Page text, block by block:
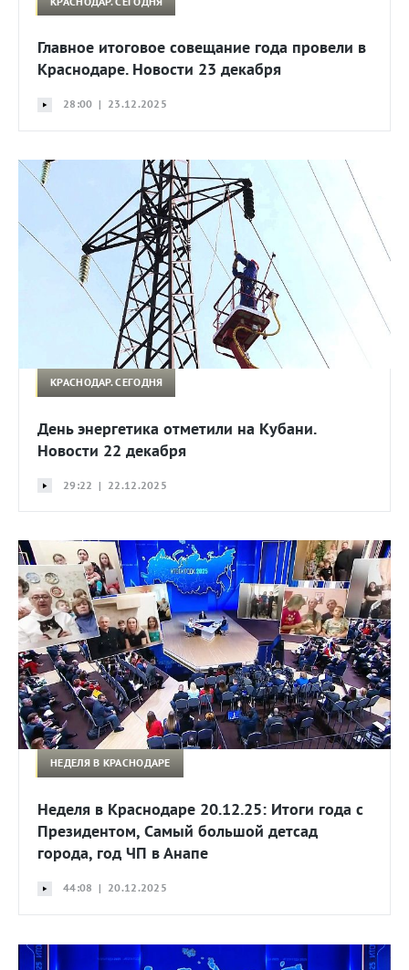
Главное итоговое совещание года провели в
Краснодаре. Новости 23 декабря
28:00 | 23.12.2025
КРАСНОДАР. СЕГОДНЯ
День энергетика отметили на Кубани.
Новости 22 декабря
29:22 | 22.12.2025
НЕДЕЛЯ В КРАСНОДАРЕ
Неделя в Краснодаре 20.12.25: Итоги года с
Президентом, Самый большой детсад
города, год ЧП в Анапе
44:08 | 20.12.2025